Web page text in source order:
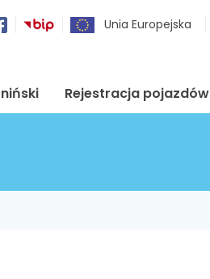
Unia Europejska
Rejestracja pojazdów